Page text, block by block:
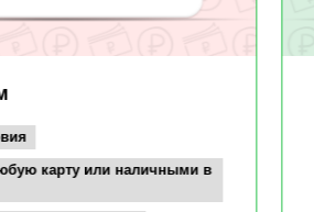
карту или наличными в